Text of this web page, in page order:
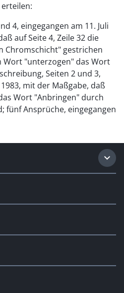
4, eingegangen am 11. Juli
auf Seite 4, Zeile 32 die
Chromschicht" gestrichen
Wort "unterzogen" das Wort
Seiten 2 und 3,
mit der Maßgabe, daß
Wort "Anbringen" durch
fünf Ansprüche, eingegangen